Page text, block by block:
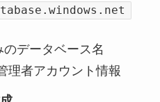
のデータベース名
理者アカウント情報